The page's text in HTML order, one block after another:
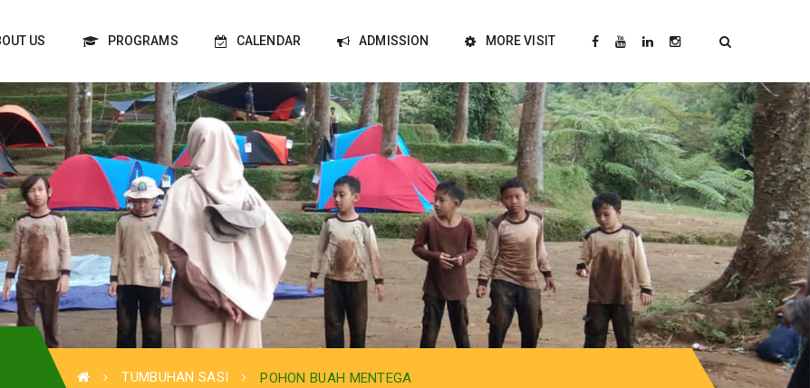
US PROGRAMS CALENDAR ADMISSION MORE VISIT
TUMBUHAN SASI POHON BUAH MENTEGA